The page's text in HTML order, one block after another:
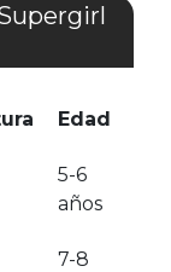
Edad
5-6
años
7-8